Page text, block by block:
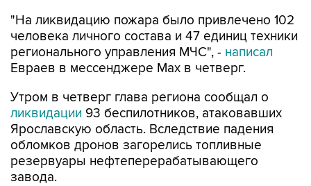
"На ликвидацию пожара было привлечено 102
человека личного состава и 47 единиц техники
регионального управления МЧС", - написал
Евраев в мессенджере Мах в четверг.
Утром в четверг глава региона сообщал о
ликвидации 93 беспилотников, атаковавших
Ярославскую область. Вследствие падения
обломков дронов загорелись топливные
резервуары нефтеперерабатывающего
завода.